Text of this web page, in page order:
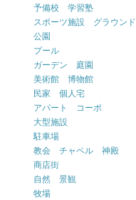
予備校 学習塾
スポーツ施設 グラウンド
公園
プール
ガーデン 庭園
美術館 博物館
民家 個人宅
アパート コーポ
大型施設
駐車場
教会 チャペル 神殿
商店街
自然 景観
牧場